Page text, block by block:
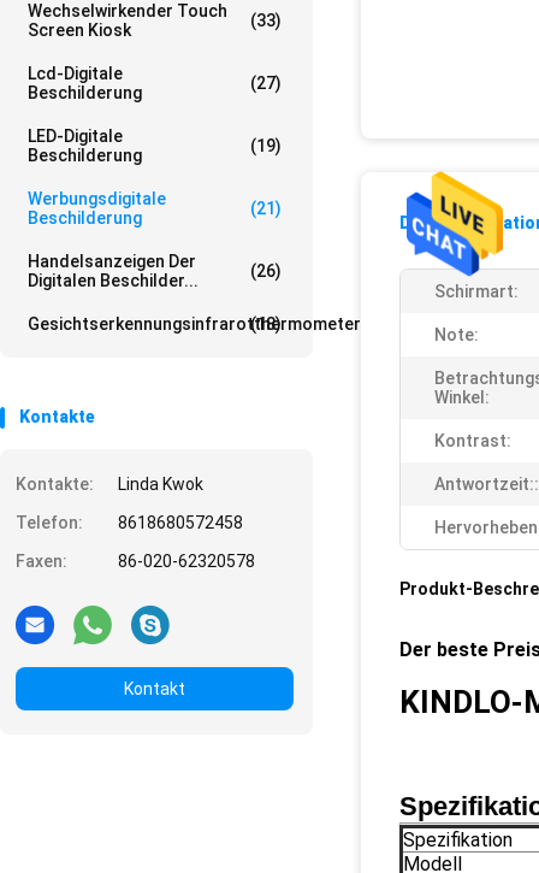
Wechselwirkender Touch
Screen Kiosk
(33)
Lcd-Digitale
Beschilderung
(27)
LED-Digitale
Beschilderung
(19)
Werbungsdigitale
Beschilderung
(21)
Handelsanzeigen Der
Digitalen Beschilder...
(26)
Gesichtserkennungsinfrarotthermometer
(18)
Kontakte
Kontakte:
Linda Kwok
Telefon:
8618680572458
Faxen:
86-020-62320578
Kontakt
Schirmart:
Note:
Winkel:
Kontrast:
Antwortzeit::
Produkt-
Der beste
KINDLO-
Spezifikation
Modell